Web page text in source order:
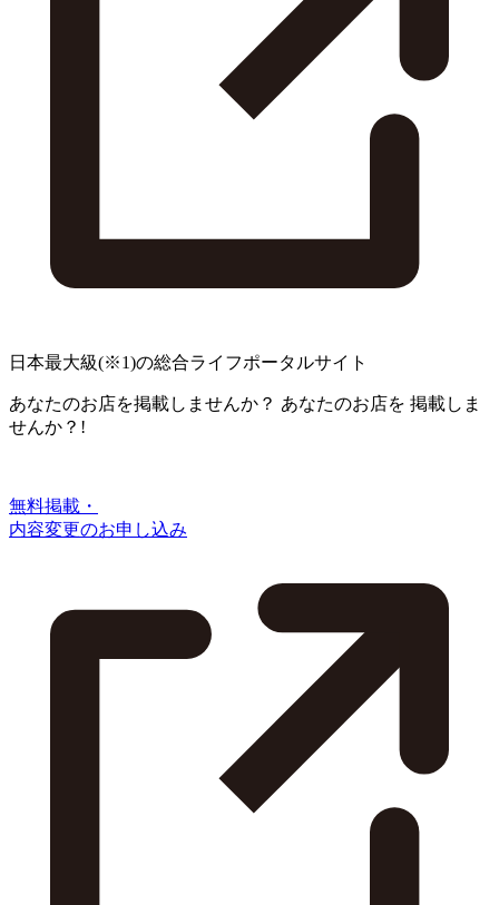
日本最大級(※1)の総合ライフポータルサイト
あなたのお店を掲載しませんか？ あなたのお店を 掲載しま
せんか？!
無料掲載・
内容変更のお申し込み